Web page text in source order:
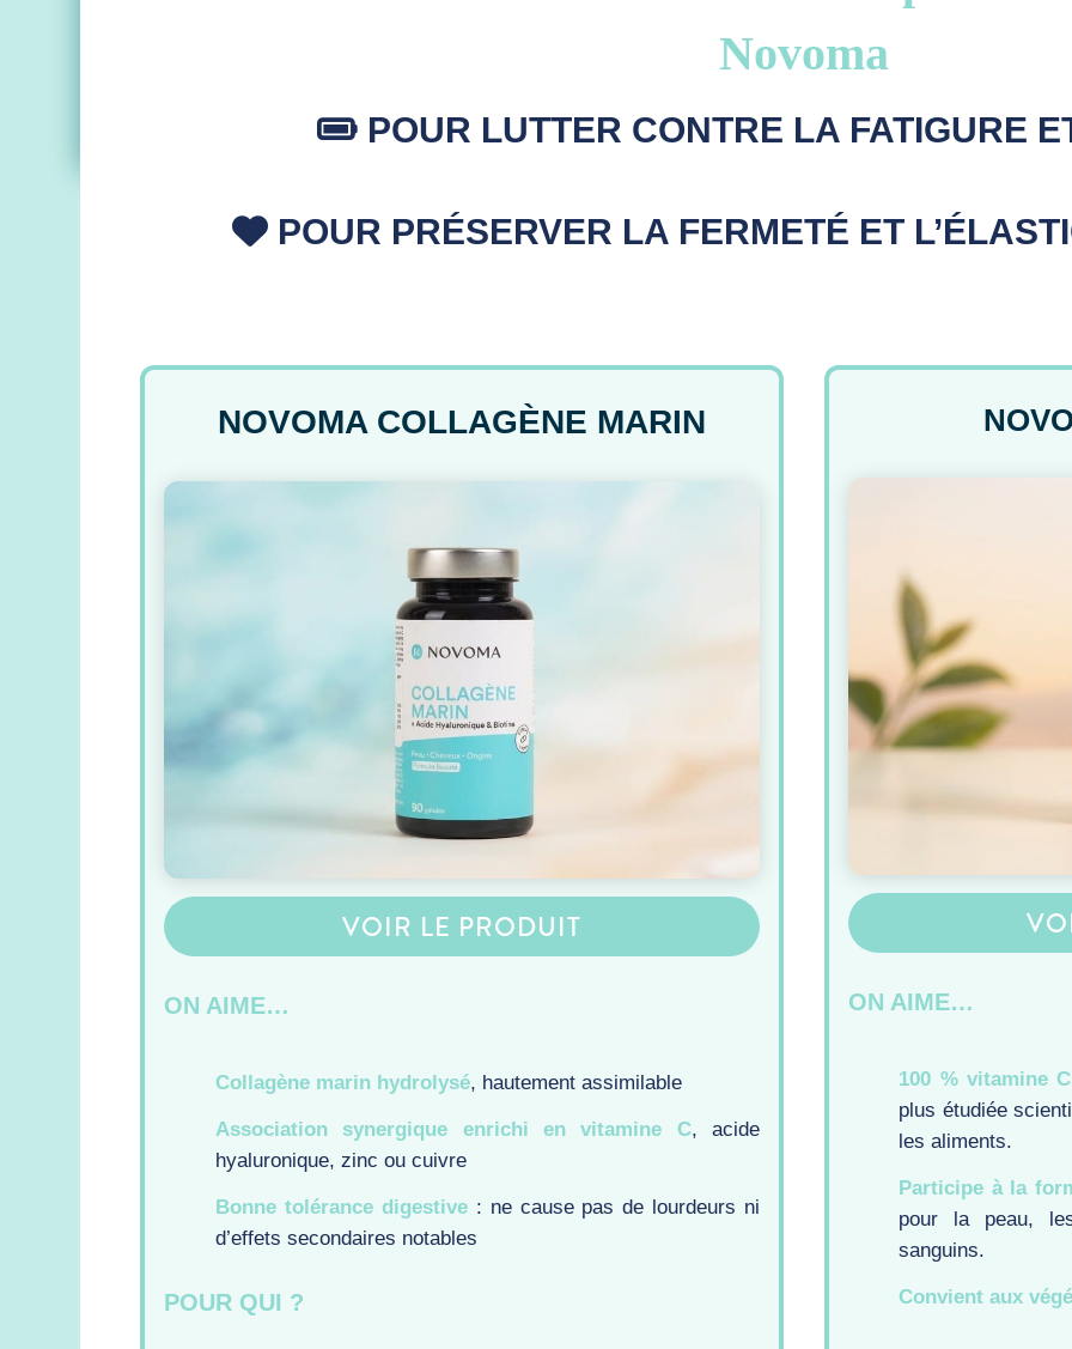
Novoma
POUR LUTTER CONTRE LA FATIGURE
POUR PRÉSERVER LA FERMETÉ ET
NOVOMA COLLAGÈNE MARIN
VOIR LE PRODUIT
ON AIME…
Collagène marin hydrolysé, hautement assimilable
Association synergique enrichi en vitamine C, acide
hyaluronique, zinc ou cuivre
Bonne tolérance digestive: ne cause pas de lourdeurs ni
d’effets secondaires notables
POUR QUI ?
ON AIME…
100 % vitamine
plus étudiée
les aliments.
Participe à la
pour la peau,
sanguins.
Convient aux